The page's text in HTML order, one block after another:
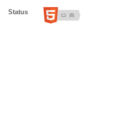
Status